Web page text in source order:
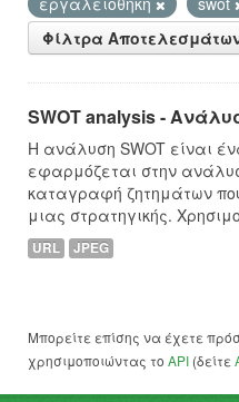
Φίλτρα
SWOT analysis -
Η ανάλυση SWOT είναι
εφαρμόζεται στην
καταγραφή ζητημάτων
μιας στρατηγικής.
URL JPEG
Μπορείτε επίσης να έχετε
χρησιμοποιώντας το API (δείτε